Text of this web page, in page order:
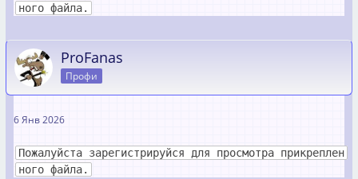
ного файла.
ProFanas
Профи
6 Янв 2026
Пожалуйста зарегистрируйся для просмотра прикреплен
ного файла.